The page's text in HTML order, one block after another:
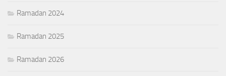
Ramadan 2024
Ramadan 2025
Ramadan 2026